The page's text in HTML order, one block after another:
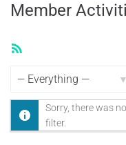
Member
Sorry, there was
filter.